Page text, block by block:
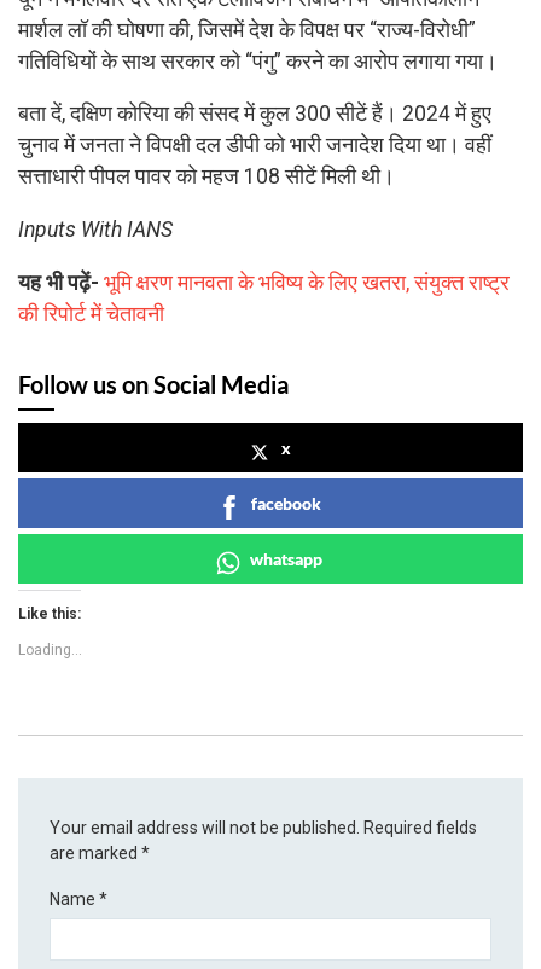
मार्शल लॉ की घोषणा की, जिसमें देश के विपक्ष पर “राज्य-विरोधी”
गतिविधियों के साथ सरकार को “पंगु” करने का आरोप लगाया गया।
बता दें, दक्षिण कोरिया की संसद में कुल 300 सीटें हैं। 2024 में हुए
चुनाव में जनता ने विपक्षी दल डीपी को भारी जनादेश दिया था। वहीं
सत्ताधारी पीपल पावर को महज 108 सीटें मिली थी।
Inputs With IANS
यह भी पढ़ें- भूमि क्षरण मानवता के भविष्य के लिए खतरा, संयुक्त राष्ट्र
की रिपोर्ट में चेतावनी
Follow us on Social Media
x
facebook
whatsapp
Like this:
Loading...
Your email address will not be published.
Required fields
are marked*
Name*